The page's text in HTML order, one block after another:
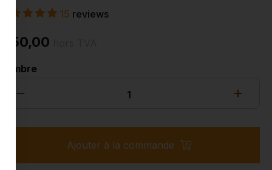
15 reviews
50,00
Ajouter à la commande